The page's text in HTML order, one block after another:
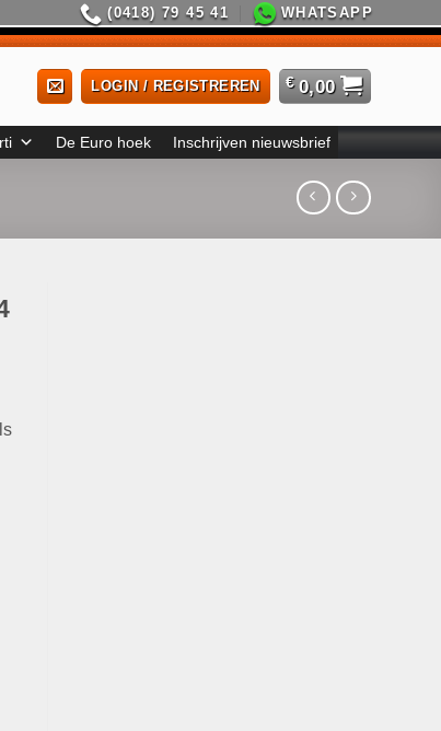
(0418) 79 45 41 WHATSAPP
LOGIN / REGISTREREN € 0,00
De Euro hoek Inschrijven nieuwsbrief